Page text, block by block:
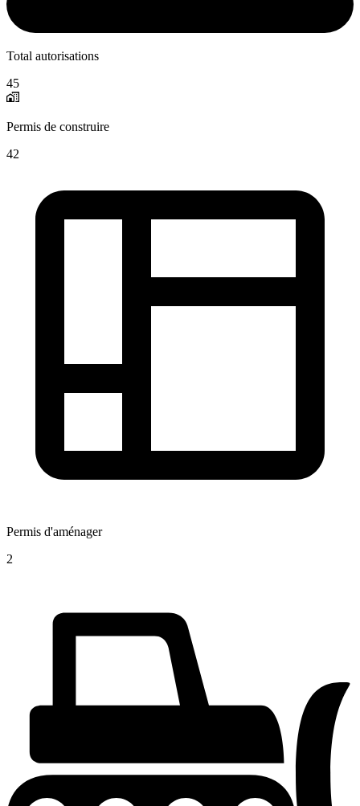
Total autorisations
45
Permis de construire
42
Permis d'aménager
2